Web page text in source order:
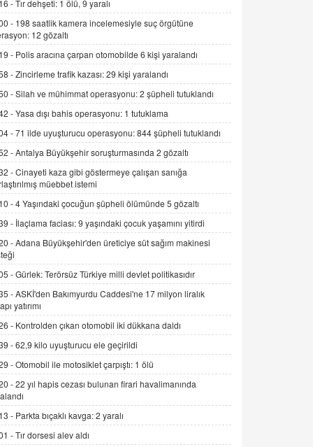
2 Kasım 2021 Salı 00:11
AV. DOĞAN CAN DOĞAN
Kişisel verilerin korunması ve dijital
hukukun gelişimi
15.09.2025 16:17
SEHER EREK
Kış Ayları Geldi, Hangi Önlemler
Alınmalı?
9.12.2025 10:11
İNCİ GÜL AKÖL
Trump Keşke Adana'yı da Ziyaret Etse...
06.07.2026 13:00
Esed Destekçilerinin Yüzüne Vurulan
Şamar: Sednaya
11.12.2024 12:30
DR. EKREM ASLAN
Gerçek Ne, Algı Ne? "Beraber
Yürüyoruz" Cümlesinin Peşinden
19.07.2025 12:45
Şifacının Yolu
04.11.2025 12:56
-Tır dehşeti: 1 ölü, 9 yaralı
- 198 saatlik kamera incelemesiyle suç örgütüne
12 gözaltı
- Polis aracına çarpan otomobilde 6 kişi yaralandı
-Zincirleme trafik kazası: 29 kişi yaralandı
-Silah ve mühimmat operasyonu: 2 şüpheli tutuklandı
-Yasa dışı bahis operasyonu: 1 tutuklama
-71 ilde uyuşturucu operasyonu: 844 şüpheli tutuklandı
-Antalya Büyükşehir soruşturmasında 2 gözaltı
-Cinayeti kaza gibi göstermeye çalışan sanığa
müebbet istemi
-4 Yaşındaki çocuğun şüpheli ölümünde 5 gözaltı
- İlaçlama faciası: 9 yaşındaki çocuk yaşamını yitirdi
-Adana Büyükşehir'den üreticiye süt sağım makinesi
-Gürlek: Terörsüz Türkiye milli devlet politikasıdır
-ASKİ'den Bakımyurdu Caddesi'ne 17 milyon liralık
yatırımı
- Kontrolden çıkan otomobil iki dükkana daldı
-62,9 kilo uyuşturucu ele geçirildi
-Otomobil ile motosiklet çarpıştı: 1 ölü
-22 yıl hapis cezası bulunan firari havalimanında
- Parkta bıçaklı kavga: 2 yaralı
-Tır dorsesi alev aldı